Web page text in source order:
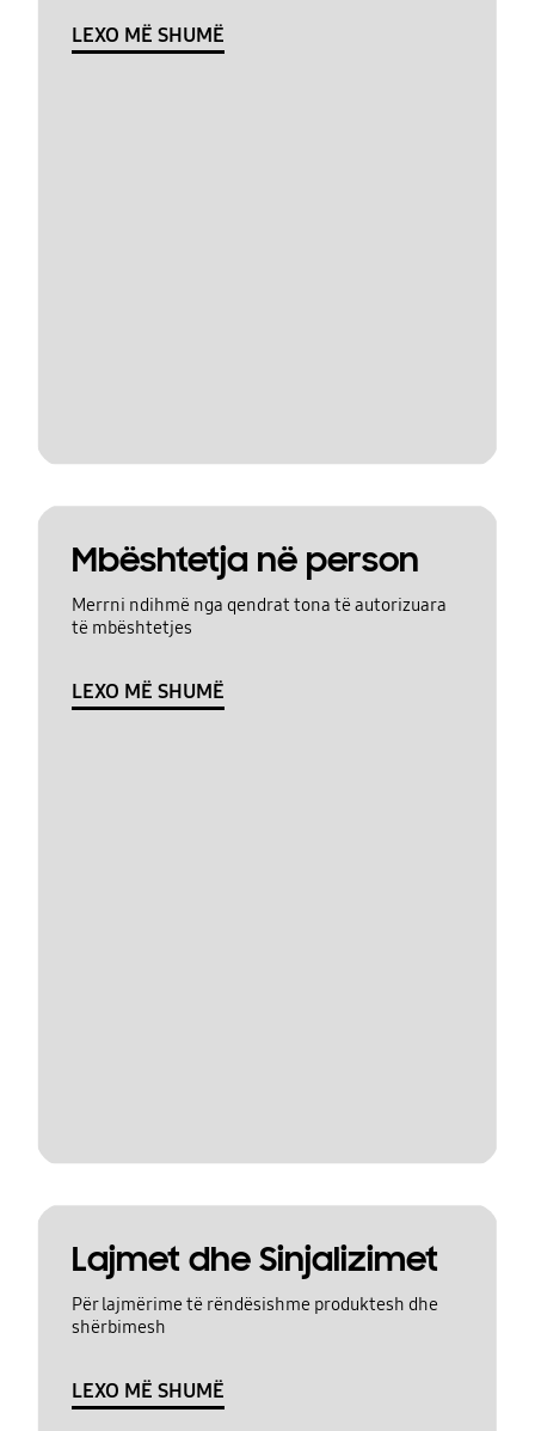
LEXO MË SHUMË
Mbështetja në person
Merrni ndihmë nga qendrat tona të autorizuara
të mbështetjes
LEXO MË SHUMË
Lajmet dhe Sinjalizimet
Për lajmërime të rëndësishme produktesh dhe
shërbimesh
LEXO MË SHUMË